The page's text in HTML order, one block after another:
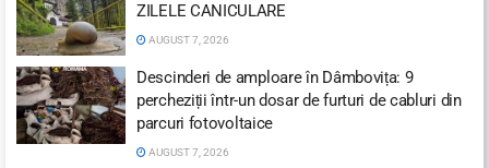
ZILELE CANICULARE
AUGUST 7, 2026
Descinderi de amploare în Dâmbovița: 9
percheziții într-un dosar de furturi de cabluri din
parcuri fotovoltaice
AUGUST 7, 2026